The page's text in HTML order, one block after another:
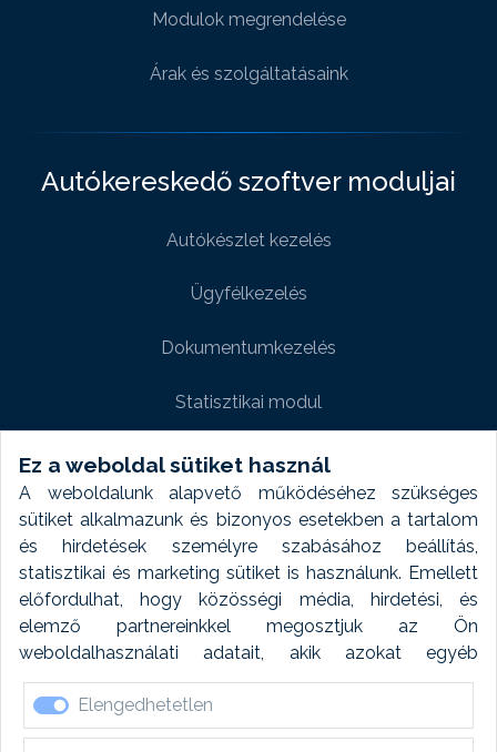
Ez a weboldal sütiket használ
A weboldalunk alapvető működéséhez szükséges
sütiket alkalmazunk és bizonyos esetekben a tartalom
és hirdetések személyre szabásához beállítás,
statisztikai és marketing sütiket is használunk. Emellett
előfordulhat, hogy közösségi média, hirdetési, és
elemző partnereinkkel megosztjuk az Ön
weboldalhasználati adatait, akik azokat egyéb
forrásokból gyűjtött adatokkal kombinálhatják. A sütik
elfogadásával kapcsolatosan naplózást végzünk és
ezen adatokat 6 hónap után automatikusan töröljük. A
Elengedhetetlen
Modulok megrendelése
Árak és szolgáltatásaink
Autókereskedő szoftver moduljai
Autókészlet kezelés
Ügyfélkezelés
Dokumentumkezelés
Statisztikai modul
Weboldal modul
Fényképtár extra modul
Autómosó modul
Feladatütemezés